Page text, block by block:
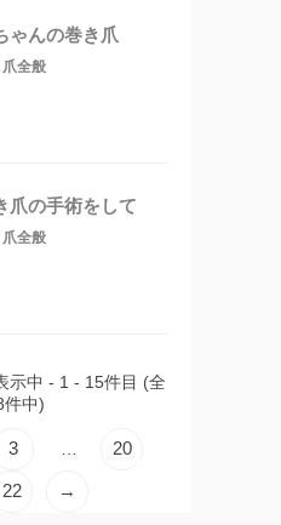
ゃんの巻き爪
全般
爪の手術をして
全般
示中 - 1 - 15件目 (全
件中)
3 … 20
22 →